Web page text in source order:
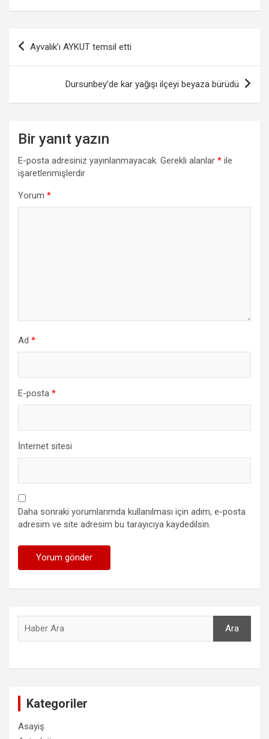
Yazı
gezinmesi
Ayvalık’ı AYKUT temsil etti
Dursunbey’de kar yağışı ilçeyi beyaza bürüdü
Bir yanıt yazın
E-posta adresiniz yayınlanmayacak. Gerekli alanlar * ile
işaretlenmişlerdir
Yorum *
Ad *
E-posta *
İnternet sitesi
Daha sonraki yorumlarımda kullanılması için adım, e-posta
adresim ve site adresim bu tarayıcıya kaydedilsin.
Ara
Kategoriler
Asayiş